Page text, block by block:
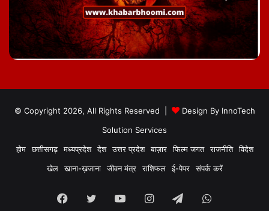
© Copyright 2026, All Rights Reserved | Design By InnoTech
Solution Services
होम
छत्तीसगढ़ मध्यप्रदेश देश उत्तर प्रदेश बाज़ार फिल्म जगत राजनीति
विदेश
खेल
खाना-ख़जाना जीवन मंत्र राशिफल ई-पेपर संपर्क करें
Facebook
TwitterYouTubeInstagram
TelegramWhatsApp